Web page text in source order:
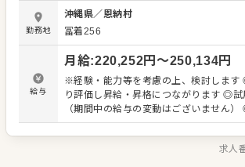
ーに共有しながら、よりよいお店づくり
い。オペレーション改善などのアイデア
【具体的には…】 ・お席へのご案内、オ
ジ対応など接客全般 ・ドリンク作り、
づけ、清掃 ・予約管理、電話対応 など 入社後はスキルに
合わせた業務からお任せしますので、徐
げていきましょう。成長をしっかりサポ
経験に関わらず安心してスタートできる
勤務地
沖縄県／恩納村
冨着256
給与
月給:220,252円〜250,134円
※経験・能力等を考慮の上、検討します ◎頑張りはしっか
り評価し昇給・昇格につながります ◎試
（期間中の給与の変動はございません
業代（月45時間分8万4,263円～）およ
（月22時間分8,239円～）が含まれてい
求人